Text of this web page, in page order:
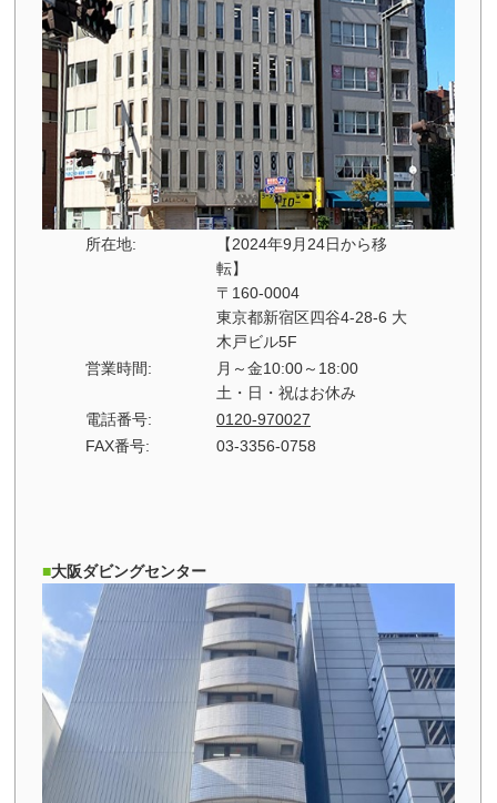
所在地:
【2024年9月24日から移
転】
〒160-0004
東京都新宿区四谷4-28-6 大
木戸ビル5F
営業時間:
月～金10:00～18:00
土・日・祝はお休み
電話番号:
0120-970027
FAX番号:
03-3356-0758
大阪ダビングセンター